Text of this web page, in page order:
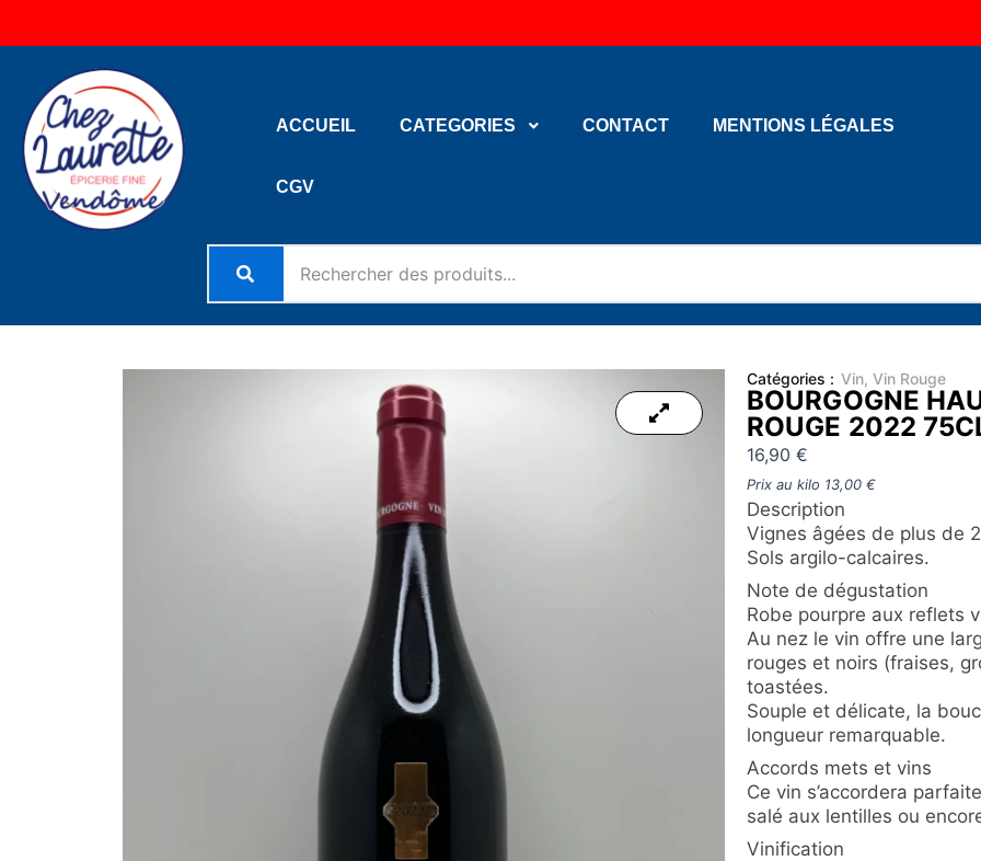
au
ACCUEIL CATEGORIES CONTACT MENTIONS LÉGALES
CGV
Catégories : Vin, Vin Rouge
BOURGOGNE
ROUGE 2022
16,90 €
Prix au kilo 13,00 €
Description
Vignes âgées de plus de
Sols argilo-calcaires.
Note de dégustation
Robe pourpre aux reflets
Au nez le vin offre une
rouges et noirs (fraises,
toastées.
Souple et délicate, la
longueur remarquable.
Accords mets et vins
Ce vin s’accordera
salé aux lentilles ou
Vinification